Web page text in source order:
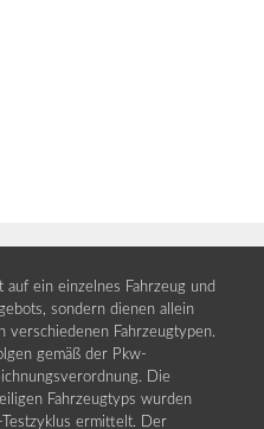
auf ein einzelnes Fahrzeug und
sondern dienen allein
verschiedenen Fahrzeugtypen.
gemäß der Pkw-
Die
Fahrzeugtyps wurden
Testzyklus ermittelt. Der